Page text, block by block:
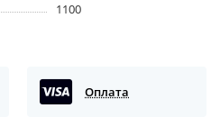
1100
Оплата